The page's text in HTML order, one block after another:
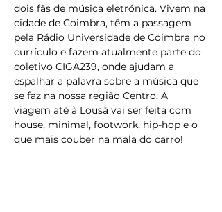
dois fãs de música eletrónica. Vivem na
cidade de Coimbra, têm a passagem
pela Rádio Universidade de Coimbra no
currículo e fazem atualmente parte do
coletivo CIGA239, onde ajudam a
espalhar a palavra sobre a música que
se faz na nossa região Centro. A
viagem até à Lousã vai ser feita com
house, minimal, footwork, hip-hop e o
que mais couber na mala do carro!